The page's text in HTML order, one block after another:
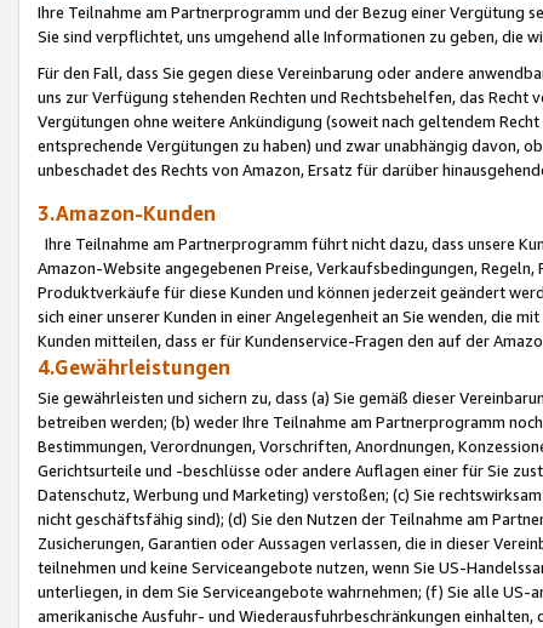
Ihre Teilnahme am Partnerprogramm und der Bezug einer Vergütung
Sie sind verpflichtet, uns umgehend alle Informationen zu geben, die
Für den Fall, dass Sie gegen diese Vereinbarung oder andere
uns zur Verfügung stehenden Rechten und Rechtsbehelfen, das
Vergütungen ohne weitere Ankündigung (soweit nach geltendem
entsprechende Vergütungen zu haben) und zwar unabhängig davon,
unbeschadet des Rechts von Amazon, Ersatz für darüber
3.Amazon-Kunden
Ihre Teilnahme am Partnerprogramm führt nicht dazu, dass unsere
Amazon-Website angegebenen Preise, Verkaufsbedingungen,
Produktverkäufe für diese Kunden und können jederzeit geändert
sich einer unserer Kunden in einer Angelegenheit an Sie wenden, die
Kunden mitteilen, dass er für Kundenservice-Fragen den auf der
4.Gewährleistungen
Sie gewährleisten und sichern zu, dass (a) Sie gemäß dieser
betreiben werden; (b) weder Ihre Teilnahme am Partnerprogramm
Bestimmungen, Verordnungen, Vorschriften, Anordnungen,
Gerichtsurteile und -beschlüsse oder andere Auflagen einer für Sie
Datenschutz, Werbung und Marketing) verstoßen; (c) Sie
nicht geschäftsfähig sind); (d) Sie den Nutzen der Teilnahme am
Zusicherungen, Garantien oder Aussagen verlassen, die in dieser
teilnehmen und keine Serviceangebote nutzen, wenn Sie US-
unterliegen, in dem Sie Serviceangebote wahrnehmen; (f) Sie alle
amerikanische Ausfuhr- und Wiederausfuhrbeschränkungen